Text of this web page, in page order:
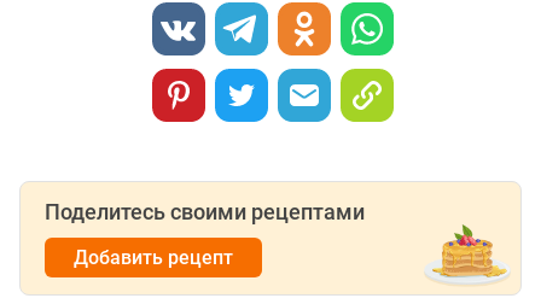
Поделитесь своими рецептами
Добавить рецепт